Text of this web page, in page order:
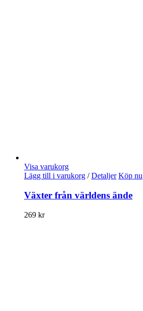
Visa varukorg
Lägg till i varukorg / Detaljer Köp nu
Växter från världens ände
269 kr